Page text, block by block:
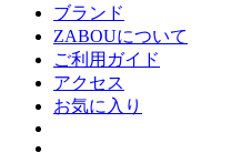
ブランド
ZABOUについて
ご利用ガイド
アクセス
お気に入り